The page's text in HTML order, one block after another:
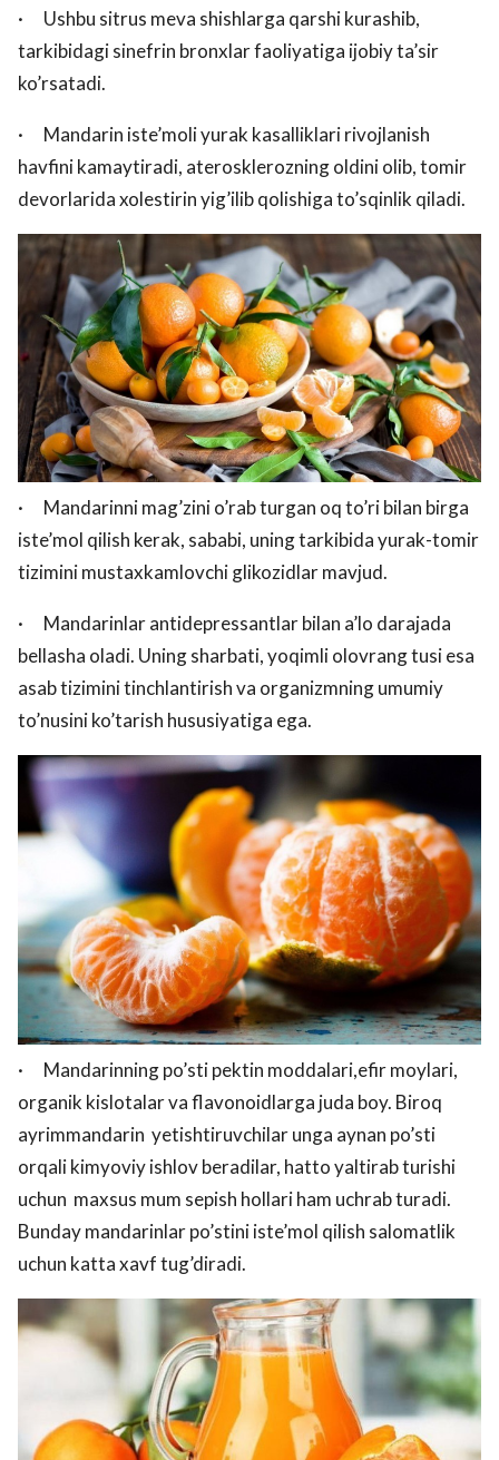
· Ushbu sitrus meva shishlarga qarshi kurashib,
tarkibidagi sinefrin bronxlar faoliyatiga ijobiy ta’sir
ko’rsatadi.
· Mandarin iste’moli yurak kasalliklari rivojlanish
havfini kamaytiradi, aterosklerozning oldini olib, tomir
devorlarida xolestirin yig’ilib qolishiga to’sqinlik qiladi.
· Mandarinni mag’zini o’rab turgan oq to’ri bilan birga
iste’mol qilish kerak, sababi, uning tarkibida yurak-tomir
tizimini mustaxkamlovchi glikozidlar mavjud.
· Mandarinlar antidepressantlar bilan a’lo darajada
bellasha oladi. Uning sharbati, yoqimli olovrang tusi esa
asab tizimini tinchlantirish va organizmning umumiy
to’nusini ko’tarish hususiyatiga ega.
· Mandarinning po’sti pektin moddalari,efir moylari,
organik kislotalar va flavonoidlarga juda boy. Biroq
ayrimmandarin yetishtiruvchilar unga aynan po’sti
orqali kimyoviy ishlov beradilar, hatto yaltirab turishi
uchun maxsus mum sepish hollari ham uchrab turadi.
Bunday mandarinlar po’stini iste’mol qilish salomatlik
uchun katta xavf tug’diradi.